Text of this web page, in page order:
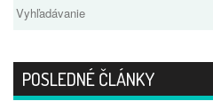
POSLEDNÉ ČLÁNKY